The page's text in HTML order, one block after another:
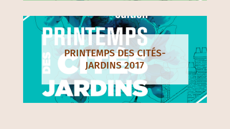
PRINTEMPS DES CITÉS-
JARDINS 2017